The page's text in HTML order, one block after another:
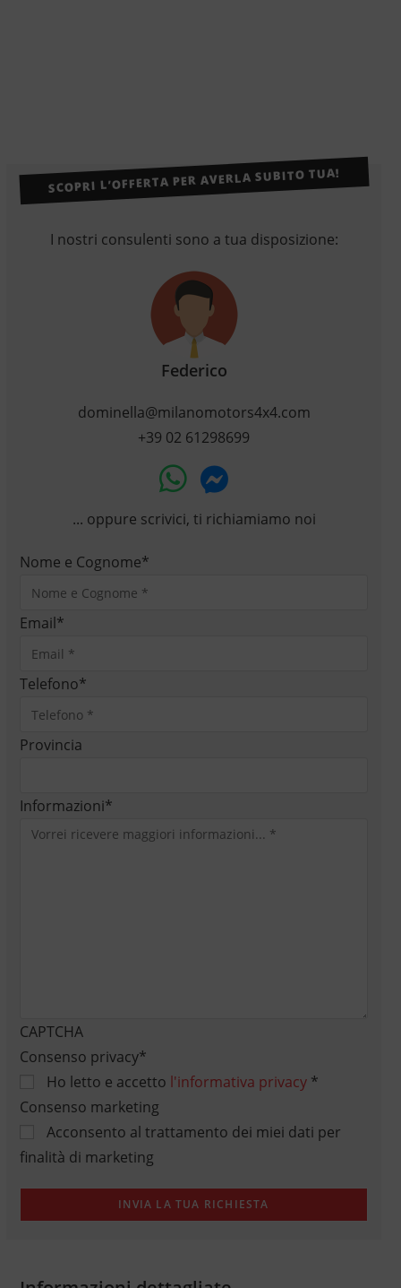
SCOPRI L’OFFERTA PER AVERLA SUBITO TUA!
I nostri consulenti sono a tua disposizione:
Federico
dominella@milanomotors4x4.com
+39 02 61298699
... oppure scrivici, ti richiamiamo noi
Nome e Cognome*
Email*
Telefono*
Provincia
Informazioni*
CAPTCHA
Consenso privacy*
Ho letto e accetto l'informativa privacy*
Consenso marketing
Acconsento al trattamento dei miei dati per
finalità di marketing